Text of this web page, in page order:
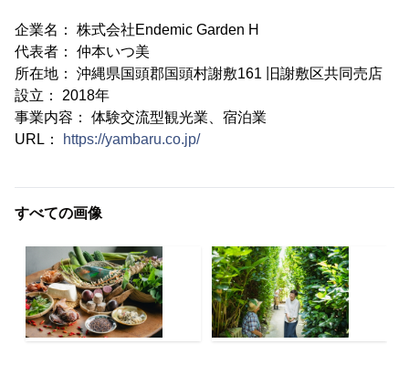
企業名： 株式会社Endemic Garden H
代表者： 仲本いつ美
所在地： 沖縄県国頭郡国頭村謝敷161 旧謝敷区共同売店
設立： 2018年
事業内容： 体験交流型観光業、宿泊業
URL：
https://yambaru.co.jp/
すべての画像